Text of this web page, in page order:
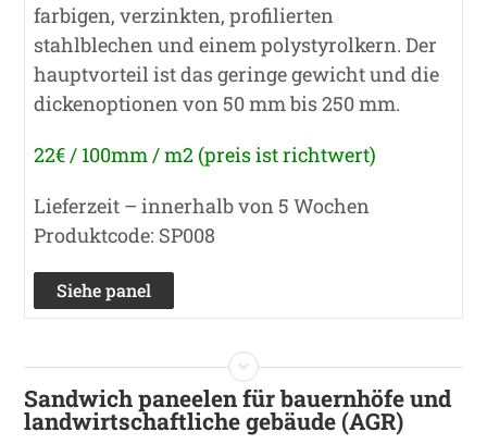
farbigen, verzinkten, profilierten
stahlblechen und einem polystyrolkern. Der
hauptvorteil ist das geringe gewicht und die
dickenoptionen von 50 mm bis 250 mm.
22€ / 100mm / m2 (preis ist richtwert)
Lieferzeit – innerhalb von 5 Wochen
Produktcode: SP008
Siehe panel
Sandwich paneelen für bauernhöfe und
landwirtschaftliche gebäude (AGR)